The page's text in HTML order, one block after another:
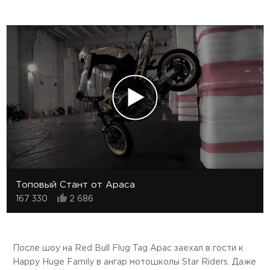
Топовый Стант от Араса
167 330 2 686
После шоу на Red Bull Flug Tag Арас заехал в гости к
Happy Huge Family в ангар мотошколы Star Riders. Даже